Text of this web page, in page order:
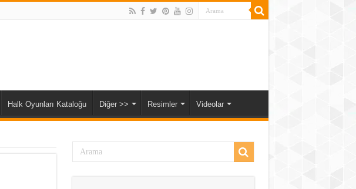
Halk Oyunları Kataloğu Diğer >> Resimler Videolar